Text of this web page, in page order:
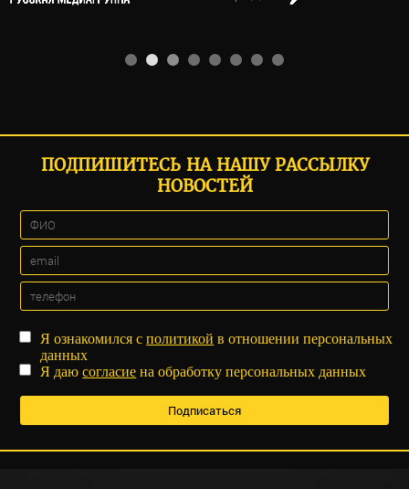
ПОДПИШИТЕСЬ НА НАШУ РАССЫЛКУ
НОВОСТЕЙ
Я ознакомился сполитикой в отношении персональных
данных
Я даюсогласие на обработку персональных данных